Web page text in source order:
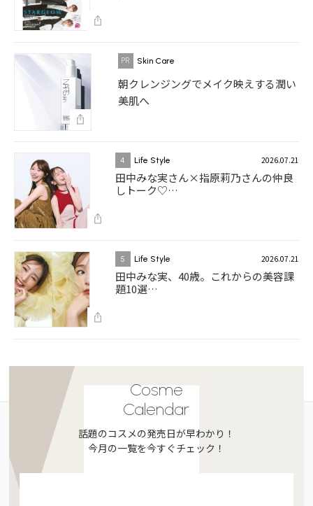
Skin Care
朝クレンジングでメイク映えする潤い
美肌へ
4 Life Style 2026.07.21
田中みな実さん×指原莉乃さんの仲良
しトーク♡…
5 Life Style 2026.07.21
田中みな実、40歳。これからの美容課
題10選…
Cosme
Calendar
話題のコスメの発売日が早わかり！
今月の一覧を今すぐチェック！